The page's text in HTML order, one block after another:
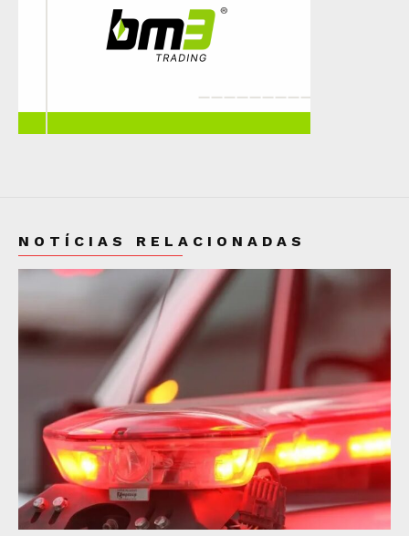
NOTÍCIAS RELACIONADAS